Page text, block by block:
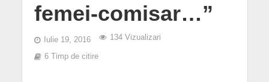
femei-comisar…”
Iulie 19, 2016 134 Vizualizari
6 Timp de citire